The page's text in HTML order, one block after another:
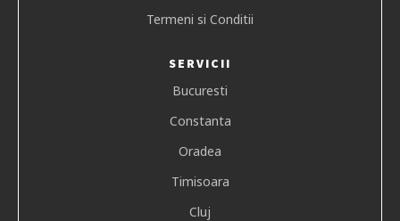
Termeni si Conditii
SERVICII
Bucuresti
Constanta
Oradea
Timisoara
Cluj